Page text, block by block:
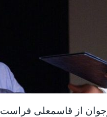
از قاسمعلی فراست